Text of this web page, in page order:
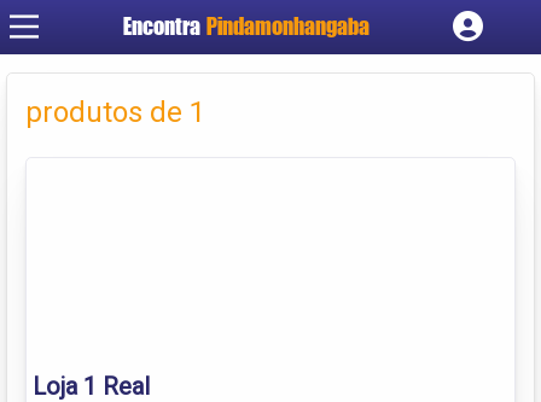
Encontra Pindamonhangaba
Cadastrar empresa
produtos de 1
Loja 1 Real